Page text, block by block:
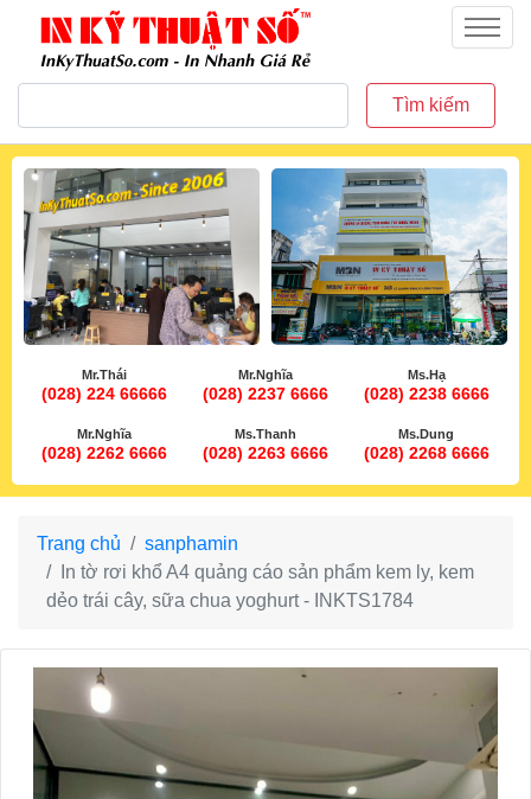
inkythuatso.com
Menu
Tìm kiếm
Mr.Thái
(028) 224 66666
Mr.Nghĩa
(028) 2237 6666
Ms.Hạ
(028) 2238 6666
Mr.Nghĩa
(028) 2262 6666
Ms.Thanh
(028) 2263 6666
Ms.Dung
(028) 2268 6666
Trang chủ
sanphamin
In tờ rơi khổ A4 quảng cáo sản phẩm kem ly, kem
dẻo trái cây, sữa chua yoghurt - INKTS1784